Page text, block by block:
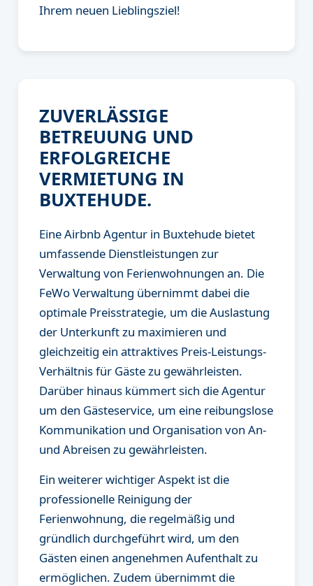
Ihrem neuen Lieblingsziel!
ZUVERLÄSSIGE
BETREUUNG UND
ERFOLGREICHE
VERMIETUNG IN
BUXTEHUDE.
Eine Airbnb Agentur in Buxtehude bietet
umfassende Dienstleistungen zur
Verwaltung von Ferienwohnungen an. Die
FeWo Verwaltung übernimmt dabei die
optimale Preisstrategie, um die Auslastung
der Unterkunft zu maximieren und
gleichzeitig ein attraktives Preis-Leistungs-
Verhältnis für Gäste zu gewährleisten.
Darüber hinaus kümmert sich die Agentur
um den Gästeservice, um eine reibungslose
Kommunikation und Organisation von An-
und Abreisen zu gewährleisten.
Ein weiterer wichtiger Aspekt ist die
professionelle Reinigung der
Ferienwohnung, die regelmäßig und
gründlich durchgeführt wird, um den
Gästen einen angenehmen Aufenthalt zu
ermöglichen. Zudem übernimmt die